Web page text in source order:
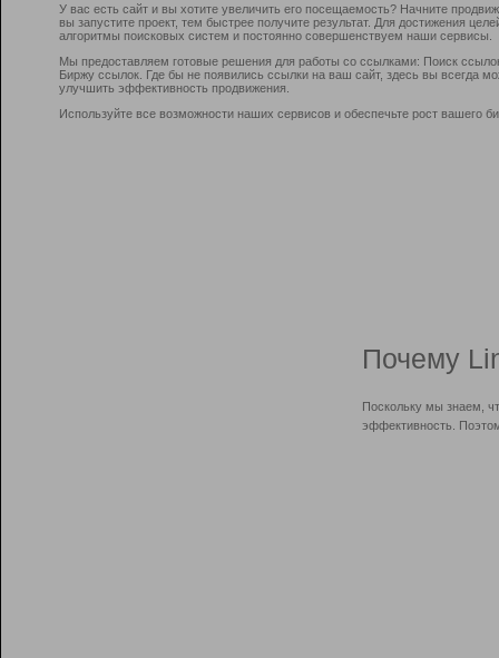
У вас есть сайт и вы хотите увеличить его посещаемость? Начните
вы запустите проект, тем быстрее получите результат. Для достижения
алгоритмы поисковых систем и постоянно совершенствуем наши сервисы.
Мы предоставляем готовые решения для работы со ссылками: Поиск
Биржу ссылок. Где бы не появились ссылки на ваш сайт, здесь вы всегда
улучшить эффективность продвижения.
Используйте все возможности наших сервисов и обеспечьте рост вашего
Почему
Поскольку мы знаем,
эффективность.